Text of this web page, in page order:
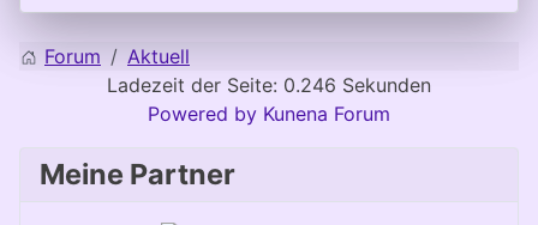
Forum
Aktuell
Ladezeit der Seite: 0.246 Sekunden
Powered by Kunena Forum
Meine Partner